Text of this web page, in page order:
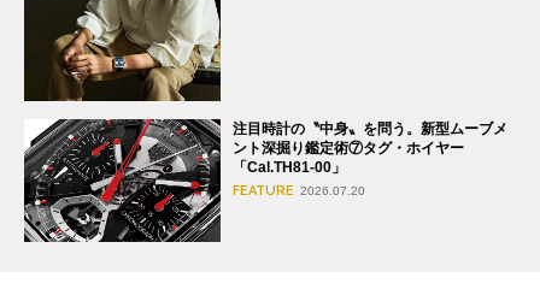
注目時計の〝中身〟を問う。新型ムーブメ
ント深掘り鑑定術⑦タグ・ホイヤー
「Cal.TH81-00」
FEATURE 2026.07.20